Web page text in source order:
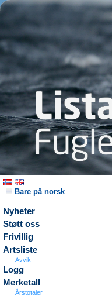
Bare på norsk
Nyheter
Støtt oss
Frivillig
Artsliste
Avvik
Logg
Merketall
Årstotaler